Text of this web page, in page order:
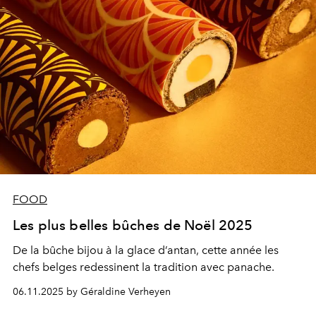
FOOD
Les plus belles bûches de Noël 2025
De la bûche bijou à la glace d’antan, cette année les
chefs belges redessinent la tradition avec panache.
06.11.2025 by Géraldine Verheyen